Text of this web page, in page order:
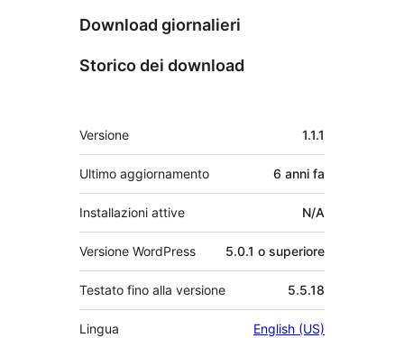
Download giornalieri
Storico dei download
Meta
Versione 1.1.1
Ultimo aggiornamento 6 anni fa
Installazioni attive N/A
Versione WordPress 5.0.1 o superiore
Testato fino alla versione 5.5.18
Lingua English (US)